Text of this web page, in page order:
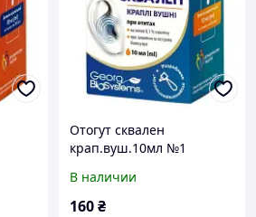
Отогут сквален
крап.вуш.10мл №1
В наличии
160₴